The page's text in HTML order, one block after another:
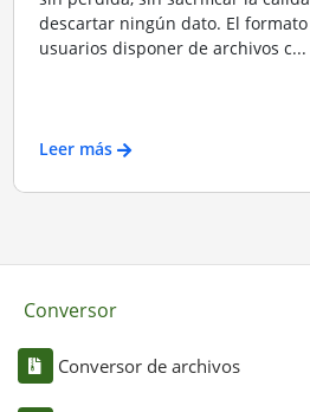
descartar ningún dato. El formato
usuarios disponer de archivos c...
Leer más
Conversor
Conversor de archivos